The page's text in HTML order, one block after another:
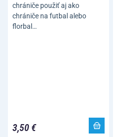
chrániče použiť aj ako
chrániče na futbal alebo
florbal…
3,50 €